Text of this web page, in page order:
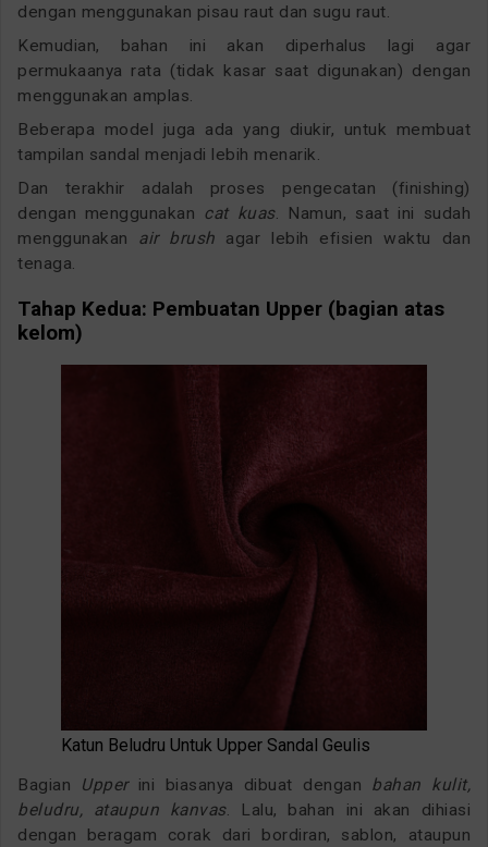
dengan menggunakan pisau raut dan sugu raut.
Kemudian, bahan ini akan diperhalus lagi agar
permukaanya rata (tidak kasar saat digunakan) dengan
menggunakan amplas.
Beberapa model juga ada yang diukir, untuk membuat
tampilan sandal menjadi lebih menarik.
Dan terakhir adalah proses pengecatan (finishing)
dengan menggunakan cat kuas. Namun, saat ini sudah
menggunakan air brush agar lebih efisien waktu dan
tenaga.
Tahap Kedua: Pembuatan Upper (bagian atas
kelom)
Katun Beludru Untuk Upper Sandal Geulis
Bagian Upperini biasanya dibuat dengan bahan kulit,
beludru, ataupun kanvas. Lalu, bahan ini akan dihiasi
dengan beragam corak dari bordiran, sablon, ataupun